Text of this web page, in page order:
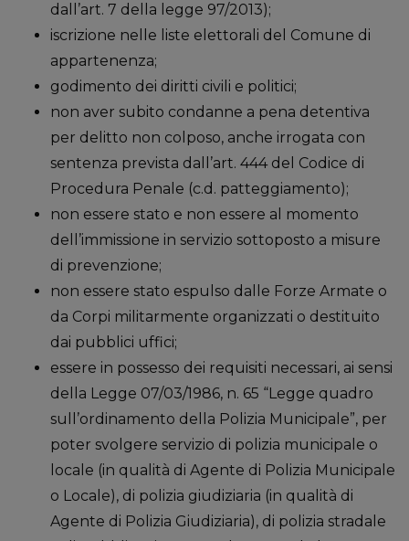
dall’art. 7 della legge 97/2013);
iscrizione nelle liste elettorali del Comune di
appartenenza;
godimento dei diritti civili e politici;
non aver subito condanne a pena detentiva
per delitto non colposo, anche irrogata con
sentenza prevista dall’art. 444 del Codice di
Procedura Penale (c.d. patteggiamento);
non essere stato e non essere al momento
dell’immissione in servizio sottoposto a misure
di prevenzione;
non essere stato espulso dalle Forze Armate o
da Corpi militarmente organizzati o destituito
dai pubblici uffici;
essere in possesso dei requisiti necessari, ai sensi
della Legge 07/03/1986, n. 65 “Legge quadro
sull’ordinamento della Polizia Municipale”, per
poter svolgere servizio di polizia municipale o
locale (in qualità di Agente di Polizia Municipale
o Locale), di polizia giudiziaria (in qualità di
Agente di Polizia Giudiziaria), di polizia stradale